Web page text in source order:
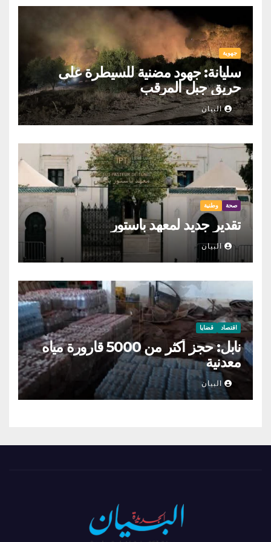
جهوية
سليانة: جهود مضنية للسيطرة على
حريق جبل المرقب
البيان
صحة وطنية
تقدير جديد لمعهد باستور
البيان
اقتصاد قضايا
نابل: حجز أكثر من 5000 قارورة مياه
معدنية
البيان